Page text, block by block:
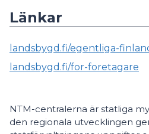
Länkar
landsbygd.fi/egentliga-
landsbygd.fi/for-foretagare
NTM-centralerna är statliga
den regionala utvecklingen